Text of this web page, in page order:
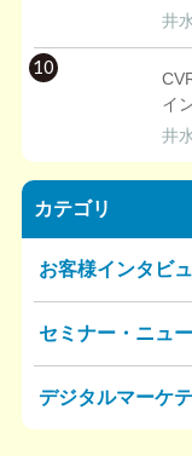
井
10
イ
井
カテゴリ
お客様インタビ
セミナー・ニュ
デジタルマーケ